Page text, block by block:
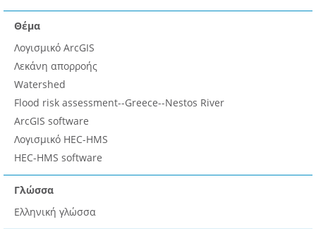
Θέμα
Λογισμικό ArcGIS
Λεκάνη απορροής
Watershed
Flood risk assessment--Greece--Nestos River
ArcGIS software
Λογισμικό HEC-HMS
HEC-HMS software
Γλώσσα
Ελληνική γλώσσα